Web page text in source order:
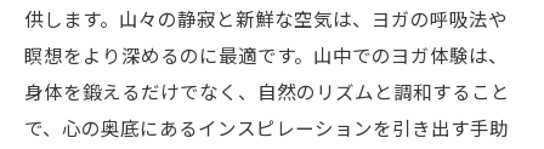
深い呼吸で得られるリラクゼーション
浜辺でのヨガが育む内なる平和
新潟県の自然に溶け込むヨガと筋トレで心身を
リフレッシュ
供します。山々の静寂と新鮮な空気は、ヨガの呼吸法や
瞑想をより深めるのに最適です。山中でのヨガ体験は、
身体を鍛えるだけでなく、自然のリズムと調和すること
で、心の奥底にあるインスピレーションを引き出す手助